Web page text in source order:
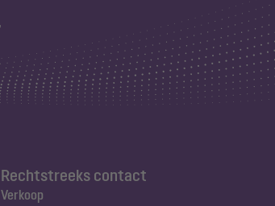
Rechtstreeks contact
Verkoop